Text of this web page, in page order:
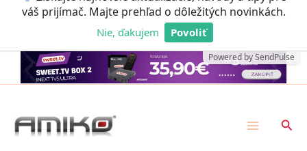
váš prijímač. Majte prehľad o dôležitých novinkách.
Nie, ďakujem Povoliť
Powered by SendPulse